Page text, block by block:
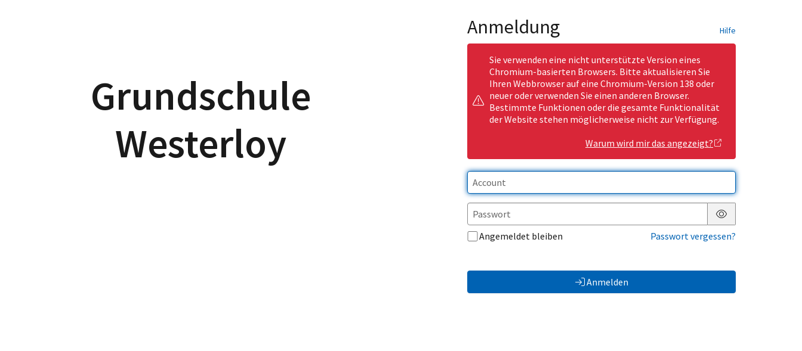
Grundschule
Westerloy
Anmeldung Hilfe
Sie verwenden eine nicht unterstützte Version eines
Chromium-basierten Browsers. Bitte aktualisieren Sie
Ihren Webbrowser auf eine Chromium-Version 138 oder
neuer oder verwenden Sie einen anderen Browser.
Bestimmte Funktionen oder die gesamte Funktionalität
der Website stehen möglicherweise nicht zur Verfügung.
Warum wird mir das angezeigt?
Passwort anzeigen
Angemeldet bleiben
Passwort vergessen?
Anmelden